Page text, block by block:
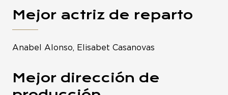
Mejor actriz de reparto
Anabel Alonso, Elisabet Casanovas
Mejor dirección de